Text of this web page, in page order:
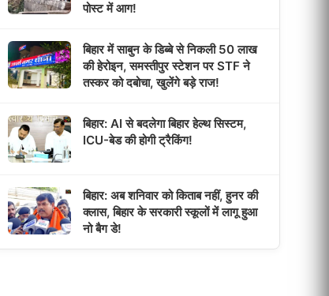
पोस्ट में आग!
बिहार में साबुन के डिब्बे से निकली 50 लाख
की हेरोइन, समस्तीपुर स्टेशन पर STF ने
तस्कर को दबोचा, खुलेंगे बड़े राज!
बिहार: AI से बदलेगा बिहार हेल्थ सिस्टम,
ICU-बेड की होगी ट्रैकिंग!
बिहार: अब शनिवार को किताब नहीं, हुनर की
क्लास, बिहार के सरकारी स्कूलों में लागू हुआ
नो बैग डे!